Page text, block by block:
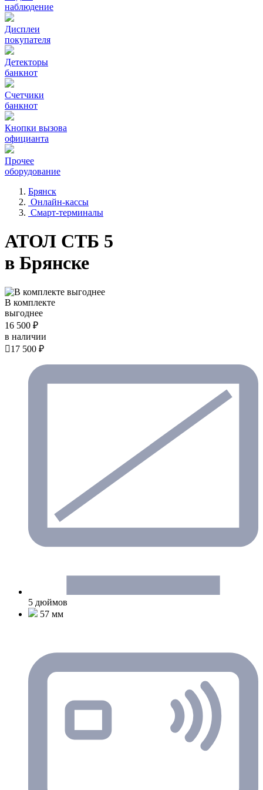
наблюдение
Дисплеи
покупателя
Детекторы
банкнот
Счетчики
банкнот
Кнопки вызова
официанта
Прочее
оборудование
Брянск
Онлайн-кассы
Смарт-терминалы
АТОЛ СТБ 5
в Брянске
В комплекте
выгоднее
16 500 ₽
в наличии
17 500 ₽
5 дюймов
57 мм